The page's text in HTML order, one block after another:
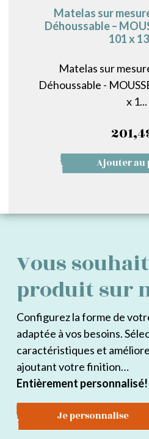
Matelas sur
Déhoussable –
101 x
Matelas sur
Déhoussable -
x 1...
Ajouter au
Vous
produit sur
Configurez la forme de
adaptée à vos besoins.
caractéristiques et
ajoutant votre finition…
Entièrement personnalisé!
Je personnalise